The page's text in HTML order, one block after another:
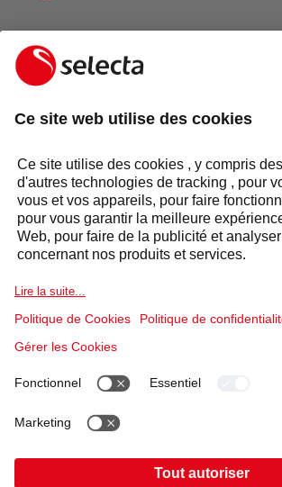
CONTACTEZ-NOUS ET RECEVEZ
GRATUITE:
CONTACTEZ-NOUS
Secteurs
Groupe Selecta
Produits et solutions
Services
Politique relative aux cookiesConditions d'utilisation
Politique de confidentialitéMentions légales